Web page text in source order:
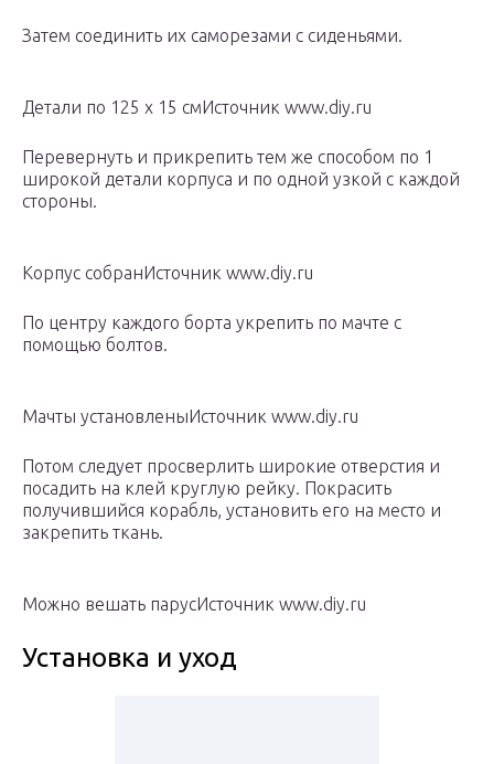
Затем соединить их саморезами с сиденьями.
Детали по 125 х 15 смИсточник www.diy.ru
Перевернуть и прикрепить тем же способом по 1
широкой детали корпуса и по одной узкой с каждой
стороны.
Корпус собранИсточник www.diy.ru
По центру каждого борта укрепить по мачте с
помощью болтов.
Мачты установленыИсточник www.diy.ru
Потом следует просверлить широкие отверстия и
посадить на клей круглую рейку. Покрасить
получившийся корабль, установить его на место и
закрепить ткань.
Можно вешать парусИсточник www.diy.ru
Установка и уход